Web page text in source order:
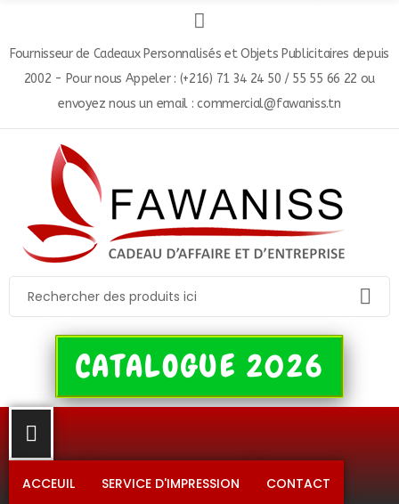
Fournisseur de Cadeaux Personnalisés et Objets Publicitaires depuis
2002 - Pour nous Appeler : (+216) 71 34 24 50 / 55 55 66 22 ou
envoyez nous un email : commercial@fawaniss.tn
CATALOGUE 2026
ACCEUIL SERVICE D'IMPRESSION CONTACT